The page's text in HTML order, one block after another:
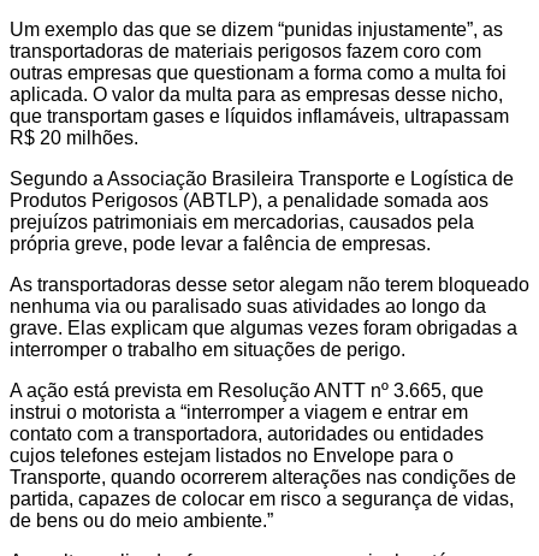
Um exemplo das que se dizem “punidas injustamente”, as
transportadoras de materiais perigosos fazem coro com
outras empresas que questionam a forma como a multa foi
aplicada. O valor da multa para as empresas desse nicho,
que transportam gases e líquidos inflamáveis, ultrapassam
R$ 20 milhões.
Segundo a Associação Brasileira Transporte e Logística de
Produtos Perigosos (ABTLP), a penalidade somada aos
prejuízos patrimoniais em mercadorias, causados pela
própria greve, pode levar a falência de empresas.
As transportadoras desse setor alegam não terem bloqueado
nenhuma via ou paralisado suas atividades ao longo da
grave. Elas explicam que algumas vezes foram obrigadas a
interromper o trabalho em situações de perigo.
A ação está prevista em Resolução ANTT nº 3.665, que
instrui o motorista a “interromper a viagem e entrar em
contato com a transportadora, autoridades ou entidades
cujos telefones estejam listados no Envelope para o
Transporte, quando ocorrerem alterações nas condições de
partida, capazes de colocar em risco a segurança de vidas,
de bens ou do meio ambiente.”